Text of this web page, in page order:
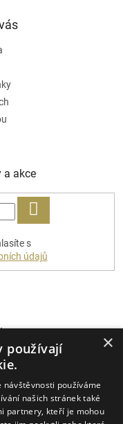
a akce
PŘIHLÁSIT
s
údajů
×
používají
návštěvnosti používáme
našich stránek také
partnery, kteří je mohou